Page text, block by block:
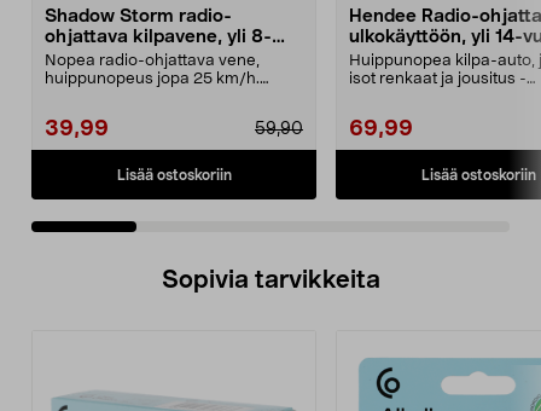
Shadow Storm radio-
ohjattava kilpavene, yli 8-
vuotiaille
Nopea radio-ohjattava vene,
huippunopeus jopa 25 km/h.
39,99 59,90
Lisää ostoskoriin
Hendee Radio-
ulkokäyttöön, yli 14-
Huippunopea kilpa-auto,
isot renkaat ja jousitus -
69,99
Lisää ostoskoriin
Sopivia tarvikkeita